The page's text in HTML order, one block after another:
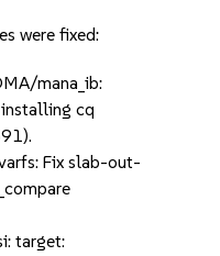
were fixed:
mana_ib:
cq
Fix slab-out-
target: